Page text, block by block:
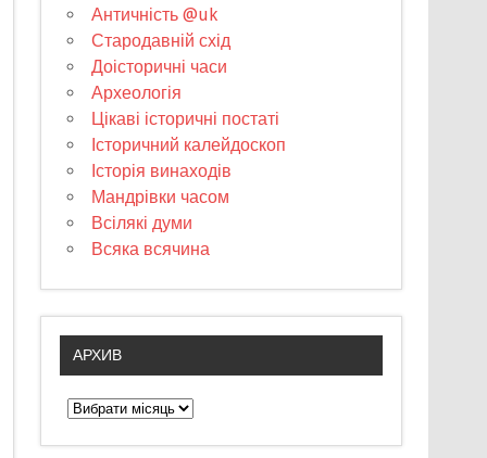
Античність @uk
Стародавній схід
Доісторичні часи
Археологія
Цікаві історичні постаті
Історичний калейдоскоп
Історія винаходів
Мандрівки часом
Всілякі думи
Всяка всячина
АРХИВ
А
р
х